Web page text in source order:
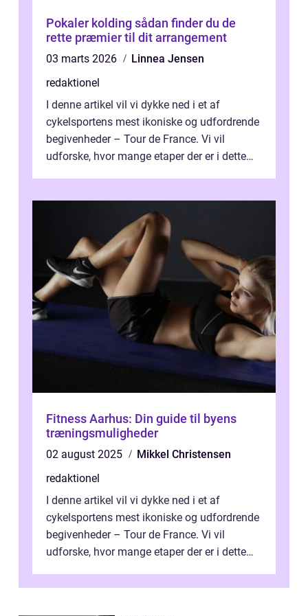
Pokaler kolding sådan finder du de
rette præmier til dit arrangement
03 marts 2026
Linnea Jensen
redaktionel
I denne artikel vil vi dykke ned i et af
cykelsportens mest ikoniske og udfordrende
begivenheder – Tour de France. Vi vil
udforske, hvor mange etaper der er i dette
Fitness Aarhus: Din guide til byens
træningsmuligheder
02 august 2025
Mikkel Christensen
redaktionel
I denne artikel vil vi dykke ned i et af
cykelsportens mest ikoniske og udfordrende
begivenheder – Tour de France. Vi vil
udforske, hvor mange etaper der er i dette